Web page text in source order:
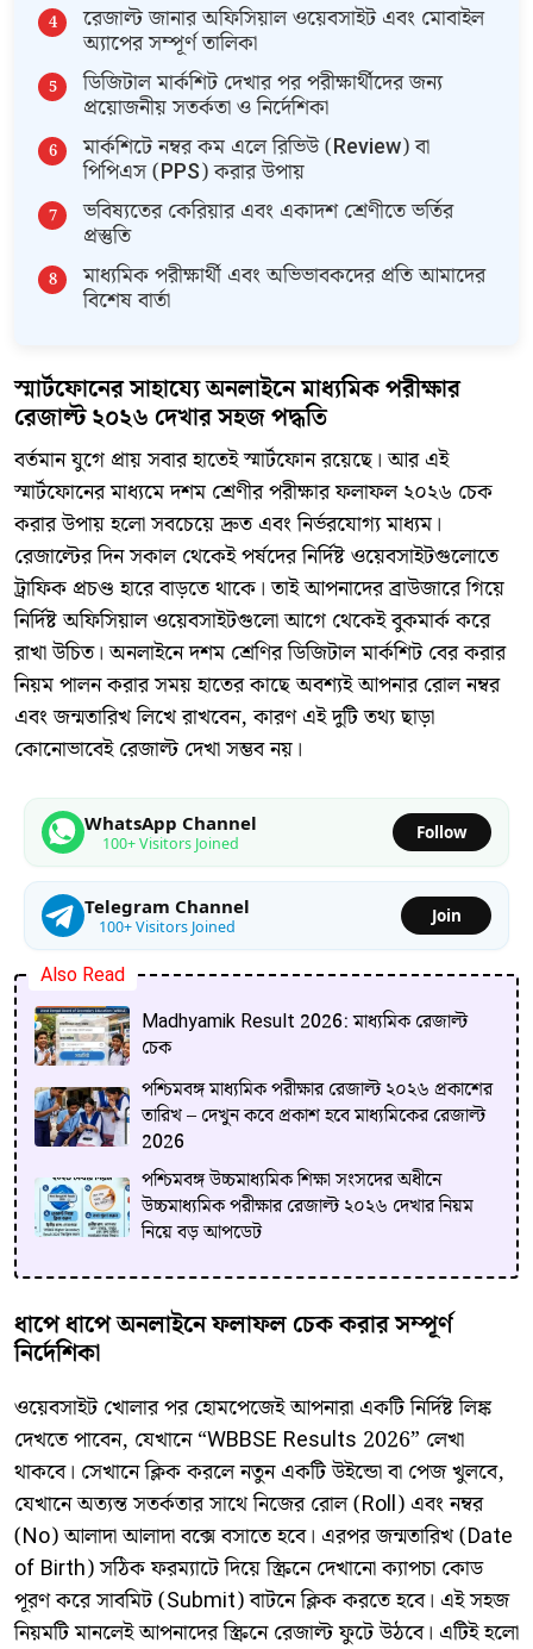
​রেজাল্ট জানার অফিসিয়াল ওয়েবসাইট এবং মোবাইল
অ্যাপের সম্পূর্ণ তালিকা
ডিজিটাল মার্কশিট দেখার পর পরীক্ষার্থীদের জন্য
প্রয়োজনীয় সতর্কতা ও নির্দেশিকা
​মার্কশিটে নম্বর কম এলে রিভিউ (Review) বা
পিপিএস (PPS) করার উপায়
​ভবিষ্যতের কেরিয়ার এবং একাদশ শ্রেণীতে ভর্তির
প্রস্তুতি
​মাধ্যমিক পরীক্ষার্থী এবং অভিভাবকদের প্রতি আমাদের
বিশেষ বার্তা
স্মার্টফোনের সাহায্যে অনলাইনে মাধ্যমিক পরীক্ষার
রেজাল্ট ২০২৬ দেখার সহজ পদ্ধতি
​বর্তমান যুগে প্রায় সবার হাতেই স্মার্টফোন রয়েছে। আর এই
স্মার্টফোনের মাধ্যমে দশম শ্রেণীর পরীক্ষার ফলাফল ২০২৬ চেক
করার উপায় হলো সবচেয়ে দ্রুত এবং নির্ভরযোগ্য মাধ্যম।
রেজাল্টের দিন সকাল থেকেই পর্ষদের নির্দিষ্ট ওয়েবসাইটগুলোতে
ট্রাফিক প্রচণ্ড হারে বাড়তে থাকে। তাই আপনাদের ব্রাউজারে গিয়ে
নির্দিষ্ট অফিসিয়াল ওয়েবসাইটগুলো আগে থেকেই বুকমার্ক করে
রাখা উচিত। অনলাইনে দশম শ্রেণির ডিজিটাল মার্কশিট বের করার
নিয়ম পালন করার সময় হাতের কাছে অবশ্যই আপনার রোল নম্বর
এবং জন্মতারিখ লিখে রাখবেন, কারণ এই দুটি তথ্য ছাড়া
কোনোভাবেই রেজাল্ট দেখা সম্ভব নয়।
WhatsApp Channel
100+ Visitors Joined
Follow
Telegram Channel
100+ Visitors Joined
Join
Also Read
Madhyamik Result 2026: মাধ্যমিক রেজাল্ট
চেক
পশ্চিমবঙ্গ মাধ্যমিক পরীক্ষার রেজাল্ট ২০২৬ প্রকাশের
তারিখ – দেখুন কবে প্রকাশ হবে মাধ্যমিকের রেজাল্ট
2026
​পশ্চিমবঙ্গ উচ্চমাধ্যমিক শিক্ষা সংসদের অধীনে
উচ্চমাধ্যমিক পরীক্ষার রেজাল্ট ২০২৬ দেখার নিয়ম
নিয়ে বড় আপডেট
ধাপে ধাপে অনলাইনে ফলাফল চেক করার সম্পূর্ণ
নির্দেশিকা
​ওয়েবসাইট খোলার পর হোমপেজেই আপনারা একটি নির্দিষ্ট লিঙ্ক
দেখতে পাবেন, যেখানে “WBBSE Results 2026” লেখা
থাকবে। সেখানে ক্লিক করলে নতুন একটি উইন্ডো বা পেজ খুলবে,
যেখানে অত্যন্ত সতর্কতার সাথে নিজের রোল (Roll) এবং নম্বর
(No) আলাদা আলাদা বক্সে বসাতে হবে। এরপর জন্মতারিখ (Date
of Birth) সঠিক ফরম্যাটে দিয়ে স্ক্রিনে দেখানো ক্যাপচা কোড
পূরণ করে সাবমিট (Submit) বাটনে ক্লিক করতে হবে। এই সহজ
নিয়মটি মানলেই আপনাদের স্ক্রিনে রেজাল্ট ফুটে উঠবে। এটিই হলো